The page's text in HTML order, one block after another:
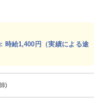
時給1,400円（実績による途
)